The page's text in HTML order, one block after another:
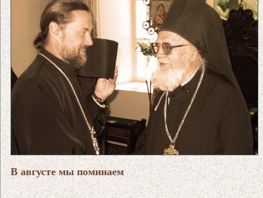
В августе мы поминаем